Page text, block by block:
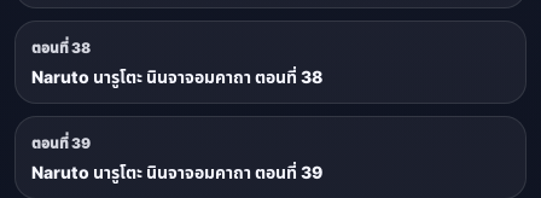
ตอนที่ 38
Naruto นารูโตะ นินจาจอมคาถา ตอนที่ 38
ตอนที่ 39
Naruto นารูโตะ นินจาจอมคาถา ตอนที่ 39